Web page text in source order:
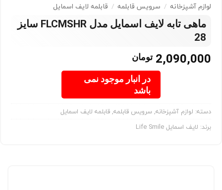
لوازم آشپزخانه / سرویس قابلمه / قابلمه لایف اسمایل
ماهی تابه لایف اسمایل مدل FLCMSHR سایز
28
2,090,000 تومان
در انبار موجود نمی
باشد
دسته: لوازم آشپزخانه,سرویس قابلمه,قابلمه لایف اسمایل
برند: لایف اسمایل Life Smile